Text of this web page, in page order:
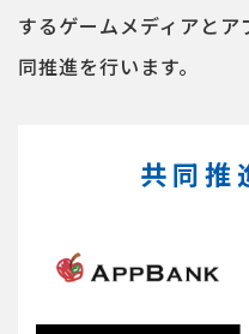
するゲームメディアと
同推進を行います。
共同推